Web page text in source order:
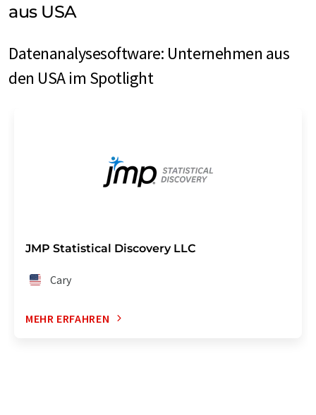
aus USA
Datenanalysesoftware: Unternehmen aus
den USA im Spotlight
JMP Statistical Discovery LLC
Cary
MEHR ERFAHREN